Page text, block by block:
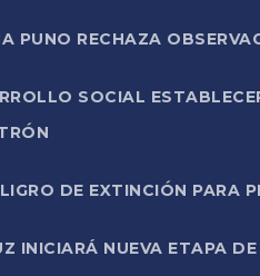
PUNO RECHAZA
SOCIAL
DE EXTINCIÓN PARA
INICIARÁ NUEVA ETAPA